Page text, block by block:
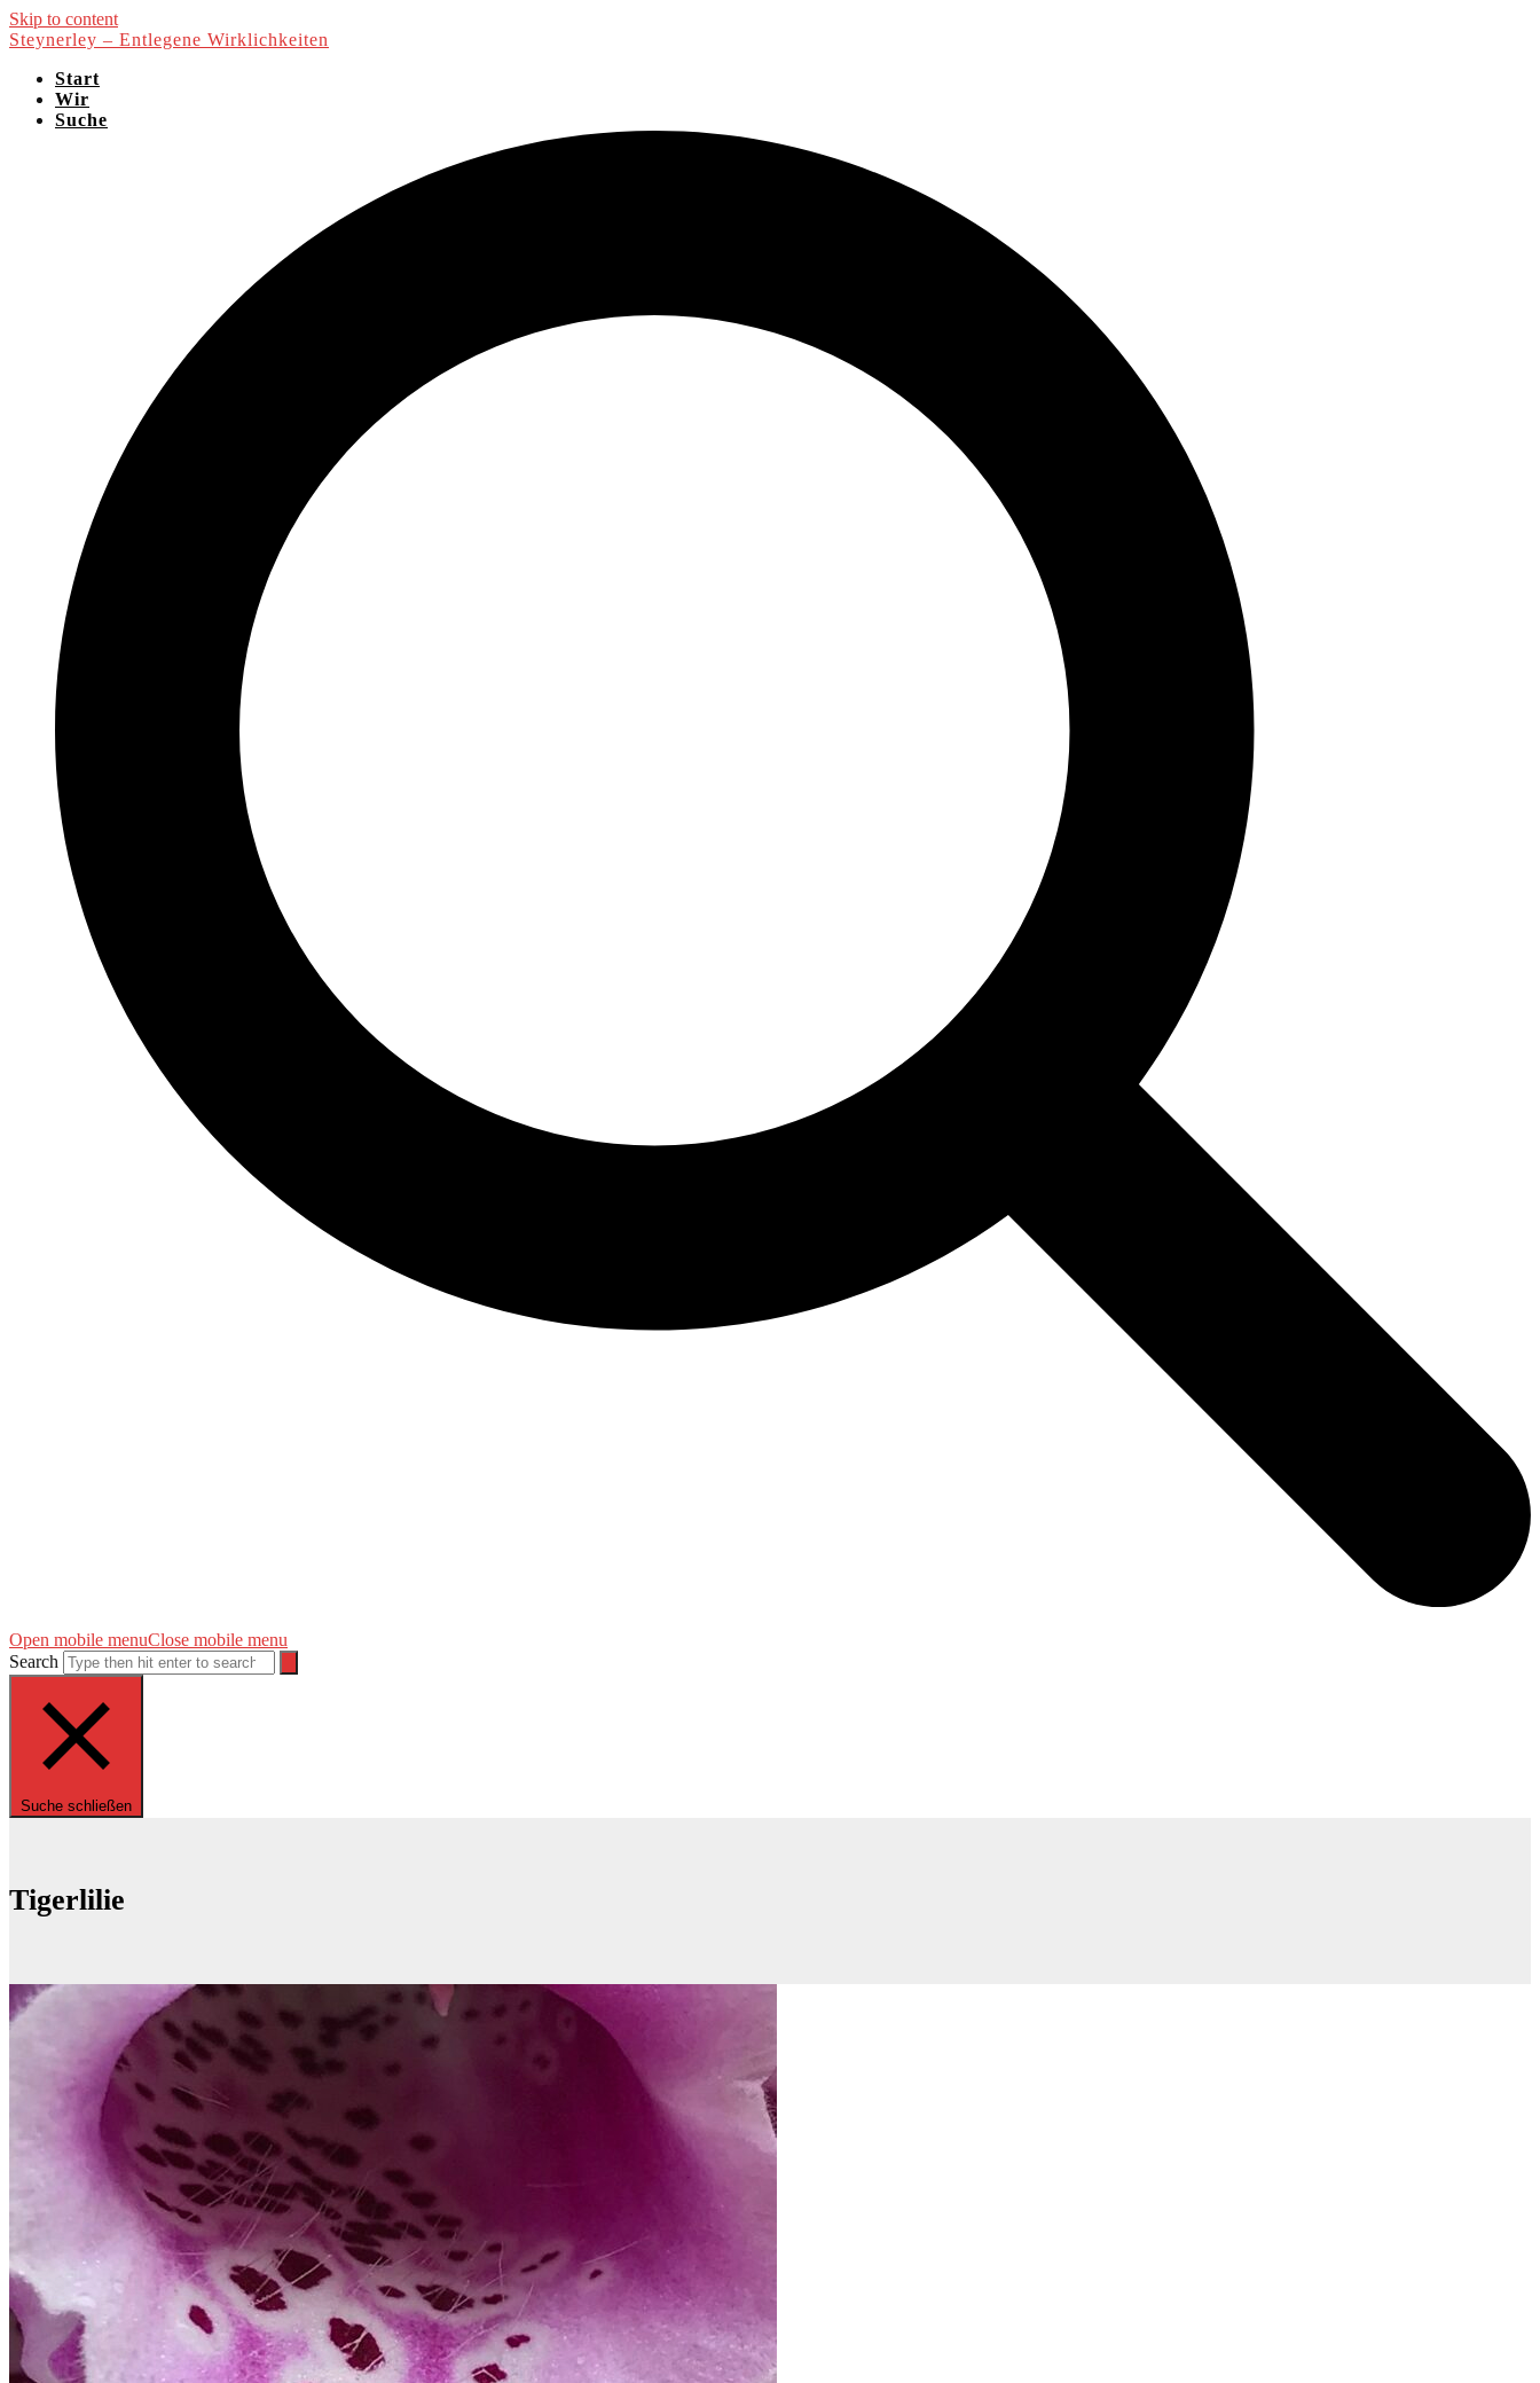
Skip to content
Steynerley – Entlegene Wirklichkeiten
Start
Wir
Suche
Open mobile menuClose mobile menu
Search
Suche schließen
Tigerlilie